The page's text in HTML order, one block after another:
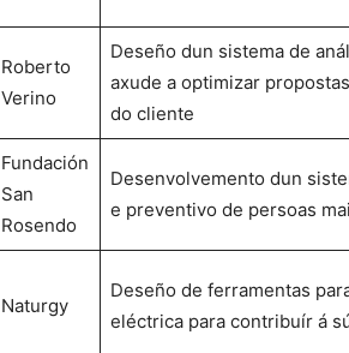
Roberto
Verino
Deseño dun sistema de
axude a optimizar
do cliente
Fundación
San
Rosendo
Desenvolvemento dun
e preventivo de persoas
Naturgy
Deseño de ferramentas
eléctrica para contribuír á